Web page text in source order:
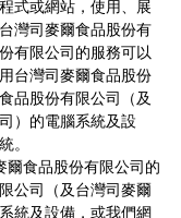
式或網站，使用、展
灣司麥爾食品股份有
有限公司的服務可以
台灣司麥爾食品股份
品股份有限公司（及
）的電腦系統及設
。
公司（及台灣司麥爾
統及設備，或我們網